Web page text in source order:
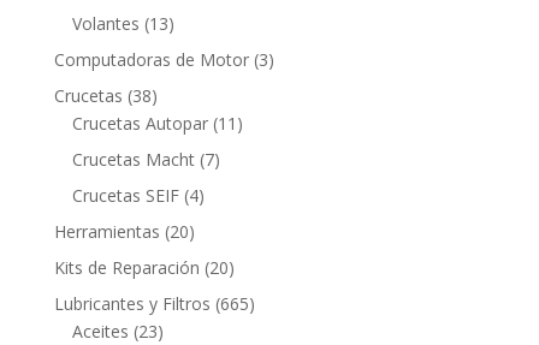
productos
Volantes 1313
productos
Computadoras de Motor 33
Crucetas 3838
productos
Crucetas Autopar 11 11
Crucetas Macht 77
Crucetas SEIF 44
Herramientas 2020
productos
Kits de Reparación 2020
productos
Lubricantes y Filtros 665665
Aceites 2323